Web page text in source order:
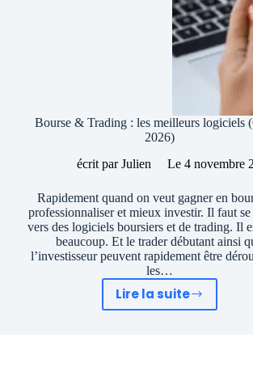
Bourse & Trading : les meilleurs logiciels
2026)
écrit par Julien Le 4 novembre
Rapidement quand on veut gagner en
professionnaliser et mieux investir. Il faut
vers des logiciels boursiers et de trading. Il
beaucoup. Et le trader débutant ainsi
l’investisseur peuvent rapidement être
les…
Lire la suite
Bourse